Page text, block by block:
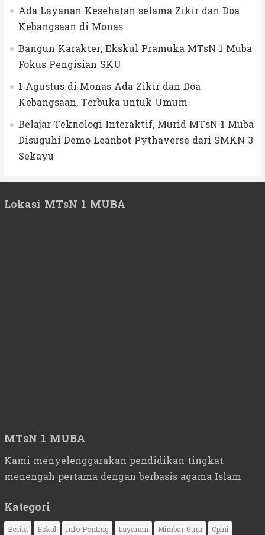
Ada Layanan Kesehatan selama Zikir dan Doa
Kebangsaan di Monas
Bangun Karakter, Ekskul Pramuka MTsN 1 Muba
Fokus Pengisian SKU
1 Agustus di Monas Ada Zikir dan Doa
Kebangsaan, Terbuka untuk Umum
Belajar Teknologi Interaktif, Murid MTsN 1 Muba
Disuguhi Demo Leanbot Pythaverse dari SMKN 3
Sekayu
Lokasi MTsN 1 MUBA
MTsN 1 MUBA
Kami menyelenggarakan pendidikan tingkat
menengah pertama dengan berbasis agama Islam
Kategori
Berita Eskul Info Penting Layanan Mimbar Guru Opini